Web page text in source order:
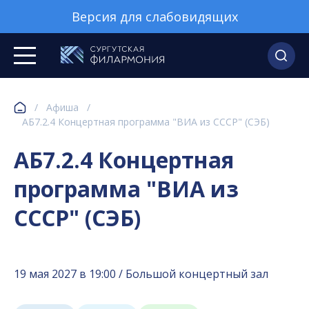
Версия для слабовидящих
/ Афиша
/
АБ7.2.4 Концертная программа "ВИА из СССР" (СЭБ)
АБ7.2.4 Концертная
программа "ВИА из
СССР" (СЭБ)
19 мая 2027 в 19:00 / Большой концертный зал